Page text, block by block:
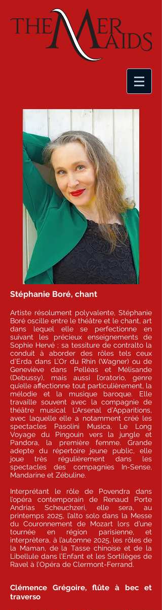
Stéphanie Boré, chant
Artiste résolument polyvalente, Stéphanie
Boré oscille entre le théâtre et le chant, art
dans lequel elle se perfectionne en
suivant les précieux enseignements de
Sophie Hervé ; sa tessiture de contralto la
conduit à aborder des rôles tels ceux
d’Erda dans L’Or du Rhin (Wagner) ou de
Geneviève dans Pelléas et Mélisande
(Debussy), mais aussi l’oratorio, genre
qu’elle affectionne tout particulièrement, la
mélodie et la musique baroque. Elle
travaille souvent avec la compagnie de
théâtre musical L’Arsenal d’Apparitions,
avec laquelle elle a notamment créé les
spectacles Pasolini Musica, Le Long
Voyage du Pingouin vers la jungle et
Pandora, la première femme. Grande
adepte du répertoire jeune public, elle
joue très régulièrement dans les
spectacles des compagnies In-Sense,
Mandarine et Zébuline.
Interprétant le rôle de Povendra dans
l’opéra contemporain de Renaud Porte
Andrias Scheuchzeri, elle sera, au
printemps 2025, l’alto solo dans la Messe
du Couronnement de Mozart lors d’une
tournée en région parisienne, et
interprètera, à l’automne 2025, les rôles de
la Maman, de la Tasse chinoise et de la
Libellule dans l’Enfant et les Sortilèges de
Ravel à l’Opéra de Clermont-Ferrand.
Clémence Grégoire, flûte à bec et
traverso